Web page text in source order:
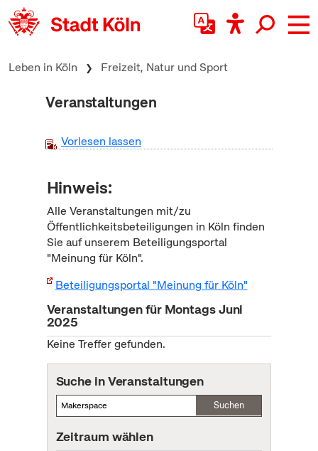
zum Inhalt springen
Leben in Köln Freizeit, Natur und Sport
Veranstaltungen
Vorlesen lassen
Hinweis:
Alle Veranstaltungen mit/zu
Öffentlichkeitsbeteiligungen in Köln finden
Sie auf unserem Beteiligungsportal
"Meinung für Köln".
Beteiligungsportal "Meinung für Köln"
Veranstaltungen für Montags Juni
2025
Keine Treffer gefunden.
Suche in Veranstaltungen
Suchen
Zeitraum wählen